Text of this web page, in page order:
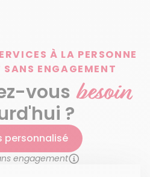
À LA PERSONNE
SANS ENGAGEMENT
vous besoin
?
personnalisé
engagement